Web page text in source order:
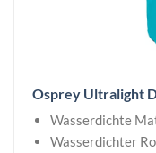
Osprey Ultralight
Wasserdichte
Wasserdichter